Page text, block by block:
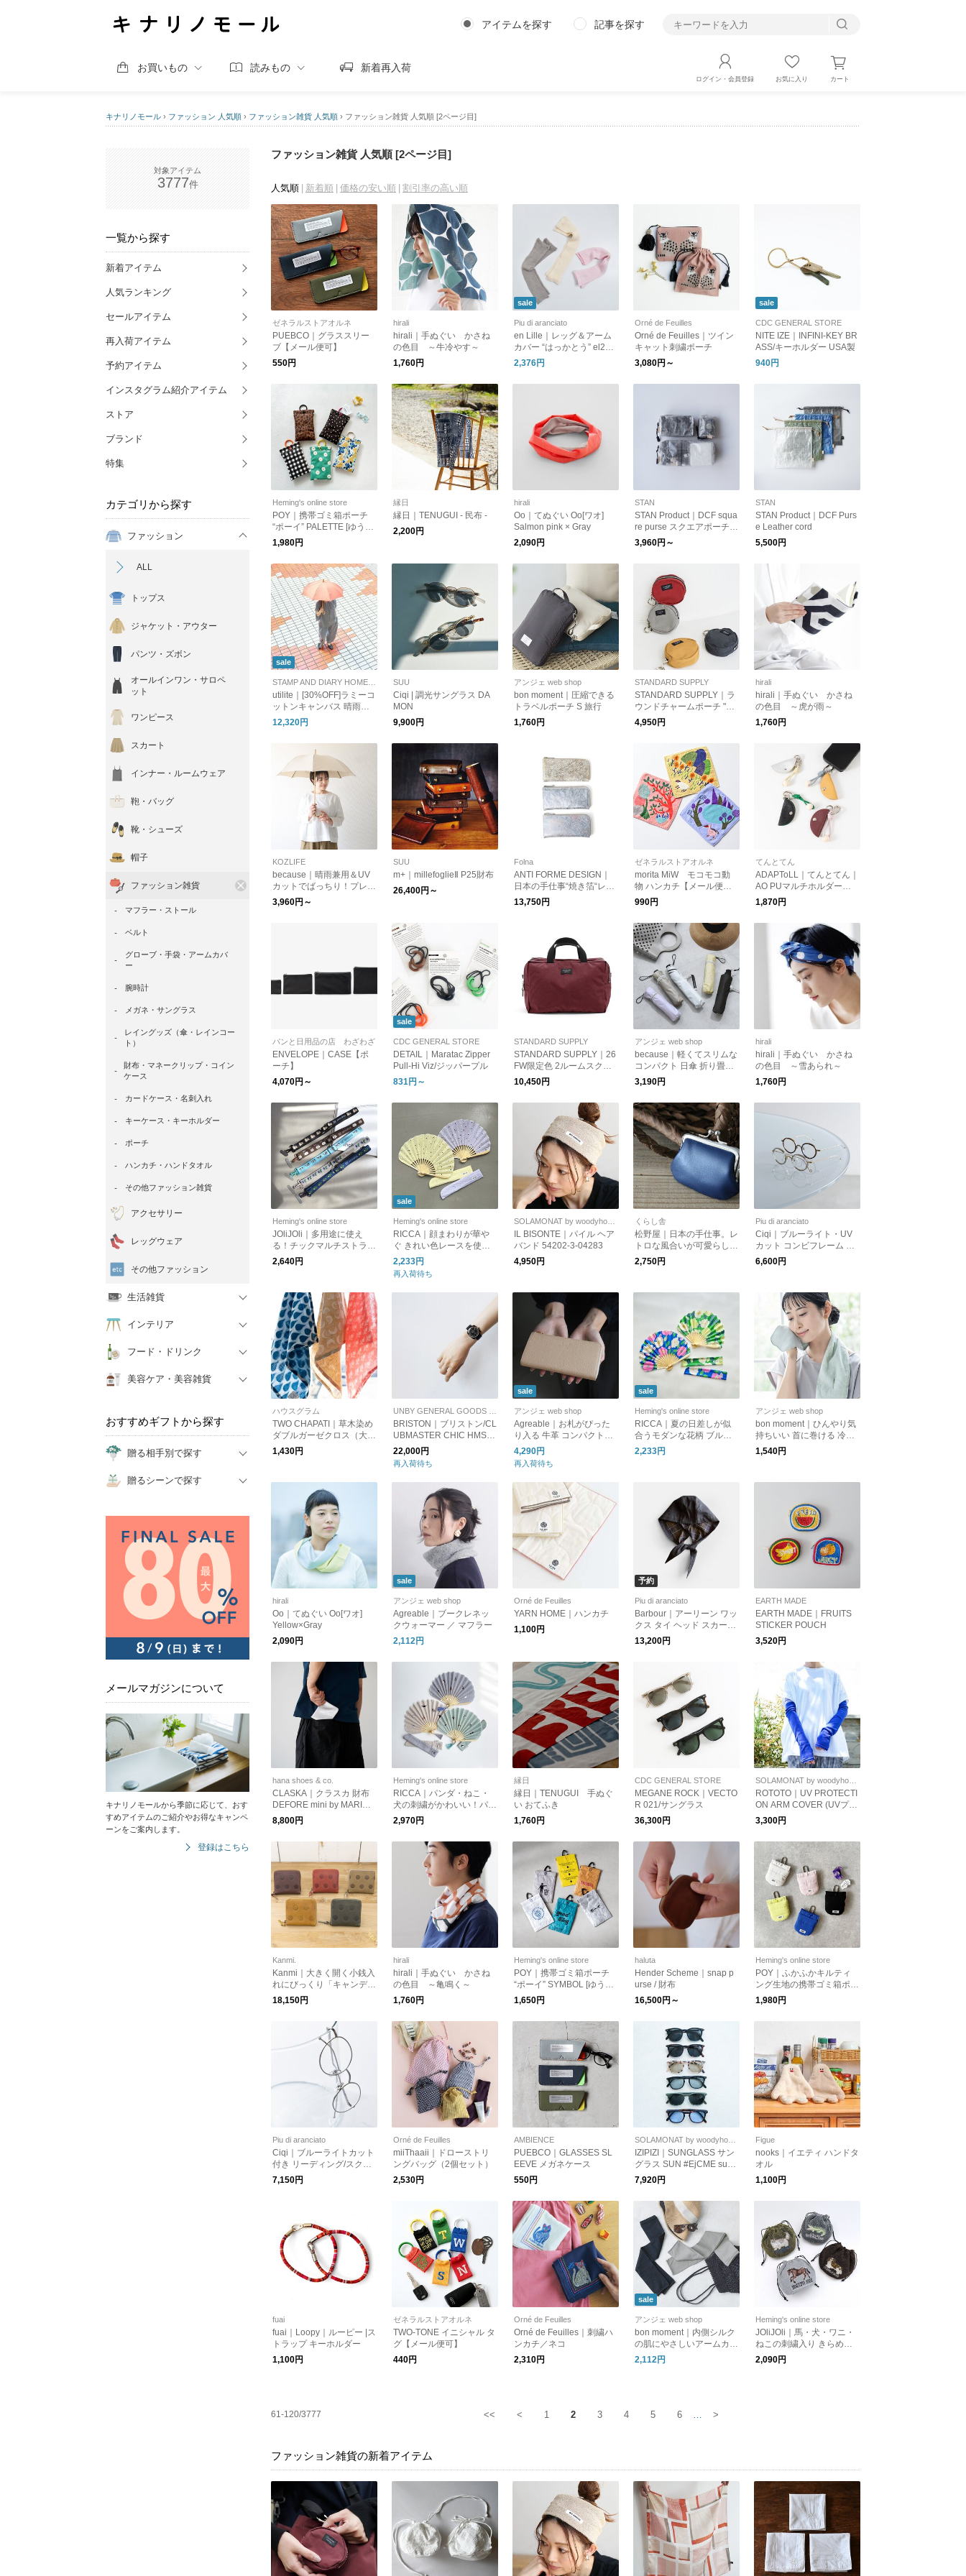
アイテムを探す 記事を探す
お買いもの 読みもの 新着再入荷
ログイン・会員登録 お気に入り カート
キナリノモール › ファッション 人気順 › ファッション雑貨 人気順 › ファッション雑貨 人気順 [2ページ目]
3777
一覧から探す
新着アイテム
人気ランキング
セールアイテム
再入荷アイテム
予約アイテム
インスタグラム紹介アイテム
ストア
ブランド
特集
カテゴリから探す
ファッション
ALL
トップス
ジャケット・アウター
パンツ・ズボン
オールインワン・サロペ
ット
ワンピース
スカート
インナー・ルームウェア
鞄・バッグ
靴・シューズ
帽子
ファッション雑貨
マフラー・ストール
ベルト
グローブ・手袋・アームカバ
ー
腕時計
メガネ・サングラス
レイングッズ（傘・レインコー
ト）
財布・マネークリップ・コイン
ケース
カードケース・名刺入れ
キーケース・キーホルダー
ポーチ
ハンカチ・ハンドタオル
その他ファッション雑貨
アクセサリー
レッグウェア
その他ファッション
生活雑貨
インテリア
フード・ドリンク
美容ケア・美容雑貨
おすすめギフトから探す
贈る相手別で探す
贈るシーンで探す
メールマガジンについて
キナリノモールから季節に応じて、おす
すめアイテムのご紹介やお得なキャンペ
ーンをご案内します。
登録はこちら
ファッション雑貨 人気順 [2ページ目]
人気順 新着順 価格の安い順 割引率の高い順
ゼネラルストアオルネ
PUEBCO｜グラススリー
ブ【メール便可】
550円
hirali
hirali｜手ぬぐい かさね
の色目 ～牛冷やす～
1,760円
sale
Piu di aranciato
en Lille｜レッグ＆アーム
カバー “はっかとう” el244
01a
2,376円
Orné de Feuilles
Orné de Feuilles｜ツイン
キャット刺繍ポーチ
3,080円～
sale
CDC GENERAL STORE
NITE IZE｜INFINI-KEY BR
ASS/キーホルダー USA製
940円
Heming's online store
POY｜携帯ゴミ箱ポーチ
“ポーイ” PALETTE [ゆうパ
ケット対応] ギフト チャー
ム
1,980円
縁日
縁日｜TENUGUI - 民布 -
2,200円
hirali
Oo｜てぬぐい Oo[ワオ]
Salmon pink × Gray
2,090円
STAN
STAN Product｜DCF squa
re purse スクエアポーチ
ダイニーマ エアポッズ
RICOH GR3
3,960円～
STAN
STAN Product｜DCF Purs
e Leather cord
5,500円
sale
utilite｜[30%OFF]ラミーコ
ットンキャンバス 晴雨兼
用長傘
12,320円
SUU
Ciqi | 調光サングラス DA
MON
9,900円
アンジェ web shop
bon moment｜圧縮できる
トラベルポーチ S 旅行
1,760円
STANDARD SUPPLY
STANDARD SUPPLY｜ラ
ウンドチャームポーチ "SI
MPLICITY" ROUND CHA
RM POUCH プレゼント ポ
4,950円
hirali
hirali｜手ぬぐい かさね
の色目 ～虎が雨～
1,760円
KOZLIFE
because｜晴雨兼用＆UV
カットでばっちり！プレー
ンカラーアンブレラ 長
傘/折り畳み/日傘/紫外線対
3,960円～
SUU
m+｜millefoglieⅡ P25財布
26,400円～
Folna
ANTI FORME DESIGN｜
日本の手仕事“焼き箔“レザ
ー スマートLファスナー長
財布
13,750円
ゼネラルストアオルネ
morita MiW モコモコ動
物 ハンカチ【メール便
可】
990円
てんとてん
ADAPToLL｜てんとてん｜
AO PUマルチホルダーチ
ャーム
1,870円
パンと日用品の店 わざわざ
ENVELOPE｜CASE【ポ
ーチ】
4,070円～
sale
CDC GENERAL STORE
DETAIL｜Maratac Zipper
Pull-Hi Viz/ジッパープル
831円～
STANDARD SUPPLY
STANDARD SUPPLY｜26
FW限定色 2ルームスクエ
アポーチL "SIMPLICITY LI
MITED COLOR" 2R SQUA
RE POUCH L スタンダー
ドサプライ ポーチ ギフト
プレゼント
10,450円
アンジェ web shop
because｜軽くてスリムな
コンパクト 日傘 折り畳み
傘
3,190円
hirali
hirali｜手ぬぐい かさね
の色目 ～雪あられ～
1,760円
Heming's online store
JOliJOli｜多用途に使え
る！チックマルチストラッ
プL 2026年春夏新作 [ゆう
パケット対応] ギフト
2,640円
sale
Heming's online store
RICCA｜顔まわりが華や
ぐ きれい色レースを使っ
たメロー扇子 [ゆうパケッ
ト対応] ギフト
2,233円
再入荷待ち
IL BISONTE｜パイル ヘア
バンド 54202-3-04283
4,950円
くらし舎
松野屋｜日本の手仕事。レ
トロな風合いが可愛らしい
牛革 ミニがま口 財布 kura
shisha
2,750円
Piu di aranciato
Ciqi｜ブルーライト・UV
カット コンビフレーム リ
ーディンググラス 老眼鏡
“Herbie” herbie
6,600円
ハウスグラム
TWO CHAPATI｜草木染め
ダブルガーゼクロス（大判
ハンカチ）【プレゼント】
【母の日】【新生活】
1,430円
BRISTON｜ブリストン/CL
UBMASTER CHIC HMS SI
LVER
22,000円
再入荷待ち
sale
アンジェ web shop
Agreable｜お札がぴった
り入る 牛革 コンパクトな
長財布
4,290円
再入荷待ち
sale
Heming's online store
RICCA｜夏の日差しが似
合うモダンな花柄 ブルー
ム扇子 [ゆうパケット対応]
ギフト
2,233円
アンジェ web shop
bon moment｜ひんやり気
持ちいい 首に巻ける 冷感
タオルハンカチ
1,540円
hirali
Oo｜てぬぐい Oo[ワオ]
Yellow×Gray
2,090円
sale
アンジェ web shop
Agreable｜ブークレネッ
クウォーマー ／ マフラー
2,112円
Orné de Feuilles
YARN HOME｜ハンカチ
1,100円
予約
Piu di aranciato
Barbour｜アーリーン ワッ
クス タイ ヘッド スカーフ
ARLENE WAX TIE HEAD
SCARF lac0371 【2026a
13,200円
EARTH MADE
EARTH MADE｜FRUITS
STICKER POUCH
3,520円
hana shoes & co.
CLASKA｜クラスカ 財布
DEFORE mini by MARINE
DAY マリンデイ ミニウォ
レット 32110856 シルバ
ー
8,800円
Heming's online store
RICCA｜パンダ・ねこ・
犬の刺繍がかわいい！パル
扇子 [ゆうパケット対応] ギ
フト
2,970円
縁日
縁日｜TENUGUI 手ぬぐ
い おてふき
1,760円
CDC GENERAL STORE
MEGANE ROCK｜VECTO
R 021/サングラス
36,300円
ROTOTO｜UV PROTECTI
ON ARM COVER (UVプロ
テクションアームカバー r
5137
3,300円
Kanmi.
Kanmi｜大きく開く小銭入
れにびっくり「キャンデ
ィ BOX ショートウォレ
ット」【WL11-27】財布
18,150円
hirali
hirali｜手ぬぐい かさね
の色目 ～亀鳴く～
1,760円
Heming's online store
POY｜携帯ゴミ箱ポーチ
“ポーイ” SYMBOL [ゆうパ
ケット対応] ギフト チャー
ム
1,650円
haluta
Hender Scheme｜snap p
urse / 財布
16,500円～
Heming's online store
POY｜ふかふかキルティ
ング生地の携帯ゴミ箱ポー
チ ”ポーイ” MINI PUFF [ゆ
うパケット対応] ギフト チ
ャーム
1,980円
Piu di aranciato
Ciqi｜ブルーライトカット
付き リーディング/スクリ
ーングラス“Iraiza” iraiza-y
7,150円
Orné de Feuilles
miiThaaii｜ドローストリ
ングバッグ（2個セット）
2,530円
AMBIENCE
PUEBCO｜GLASSES SL
EEVE メガネケース
550円
IZIPIZI｜SUNGLASS サン
グラス SUN #EjCME sun-
e
7,920円
Figue
nooks｜イエティ ハンドタ
オル
1,100円
fuai
fuai｜Loopy｜ルーピー |ス
トラップ キーホルダー
1,100円
ゼネラルストアオルネ
TWO-TONE イニシャル タ
グ【メール便可】
440円
Orné de Feuilles
Orné de Feuilles｜刺繍ハ
ンカチ／ネコ
2,310円
sale
アンジェ web shop
bon moment｜内側シルク
の肌にやさしいアームカバ
ー ロングタイプ
2,112円
Heming's online store
JOliJOli｜馬・犬・ワニ・
ねこの刺繍入り きらめく
ラメのローカルズ巾着ポー
チ [ギフト]
2,090円
61-120/3777 << < 1 2 3 4 5 6 … >
ファッション雑貨の新着アイテム